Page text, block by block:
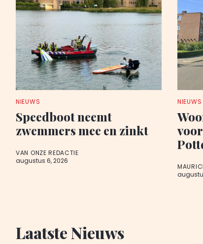
NIEUWS
Speedboot neemt
zwemmers mee en zinkt
VAN ONZE REDACTIE
augustus 6, 2026
NIEUWS
Laatste Nieuws